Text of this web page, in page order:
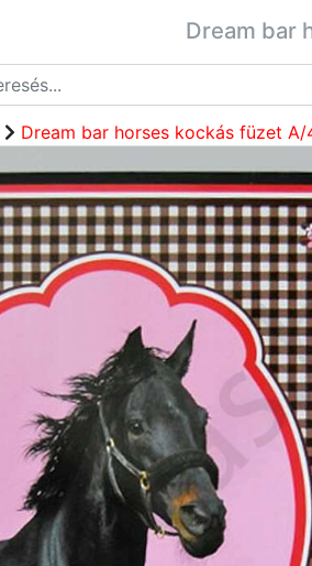
Dream bar
Dream bar horses kockás füzet A/